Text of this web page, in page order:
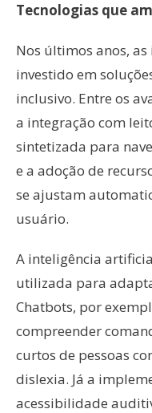
Tecnologias que
Nos últimos anos,
investido em
inclusivo. Entre os
a integração com
sintetizada para
e a adoção de
se ajustam
usuário.
A inteligência
utilizada para
Chatbots, por
compreender
curtos de pessoas
dislexia. Já a
acessibilidade